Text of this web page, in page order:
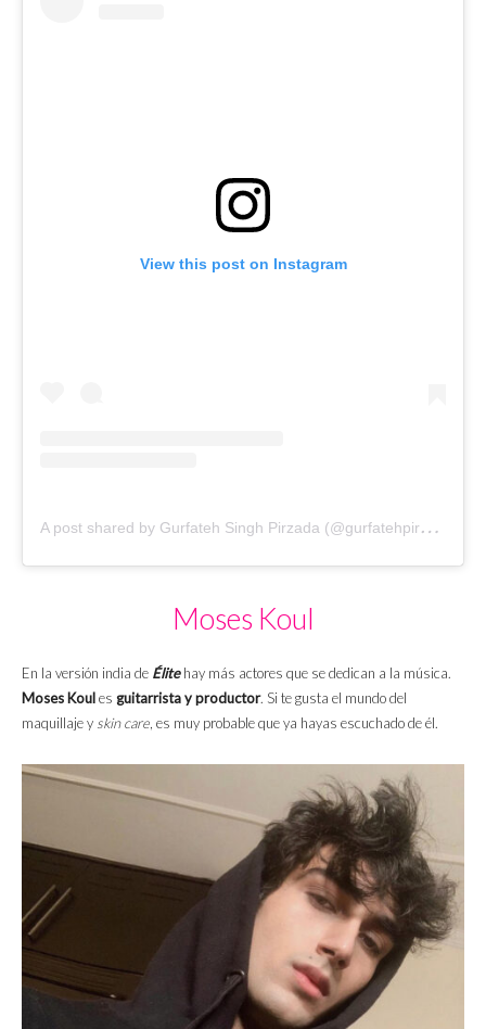
View this post on Instagram
A
post shared by Gurfateh Singh Pirzada (@gurfatehpirzada)
Moses Koul
En la versión india de Élitehay más actores que se dedican a la música.
Moses Koules guitarrista y productor. Si te gusta el mundo del
maquillaje y skin care , es muy probable que ya hayas escuchado de él.